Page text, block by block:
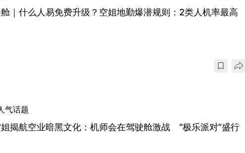
｜什么人易免费升级？空姐地勤爆潜规则：2类人机率最高
气话题
揭航空业暗黑文化：机师会在驾驶舱激战 “极乐派对”盛行